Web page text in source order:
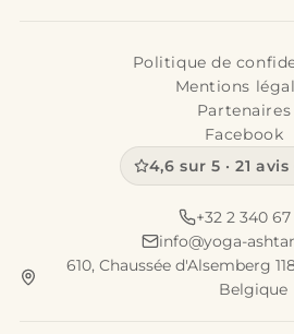
Politique de
Mentions
Partenaires
Facebook
4,6 sur 5 · 21
+32 2 340 67
info@yoga-
610, Chaussée d'Alsemberg
Belgique